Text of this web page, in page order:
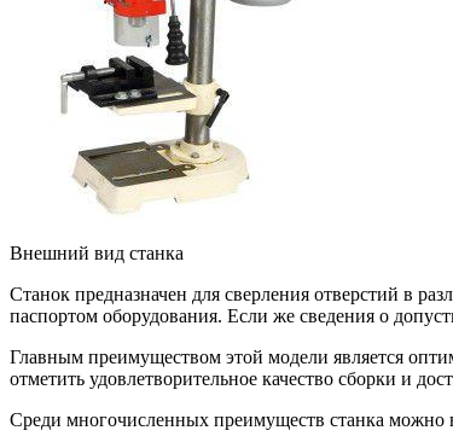
Внешний вид станка
Станок предназначен для сверления отверстий в
паспортом оборудования. Если же сведения о
Главным преимуществом этой модели является
отметить удовлетворительное качество сборки и
Среди многочисленных преимуществ станка можно